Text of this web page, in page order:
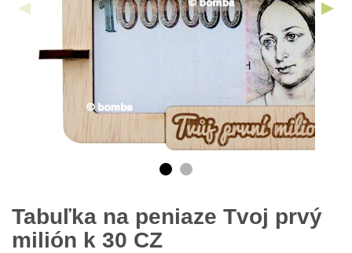
Tabuľka na peniaze Tvoj prvý
milión k 30 CZ